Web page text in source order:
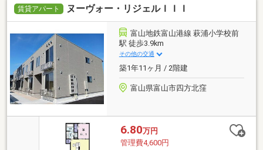
賃貸アパート ヌーヴォー・リジェルＩＩＩ
富山地鉄富山港線 萩浦小学校前
駅 徒歩3.9km
その他の交通
築1年11ヶ月 / 2階建
富山県富山市四方北窪
6.80万円
管理費4,600円